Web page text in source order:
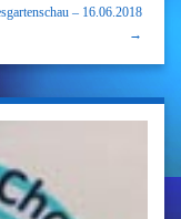
– 16.06.2018
→